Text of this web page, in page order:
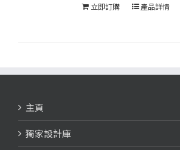
立即訂購 產品詳情
主頁
獨家設計庫